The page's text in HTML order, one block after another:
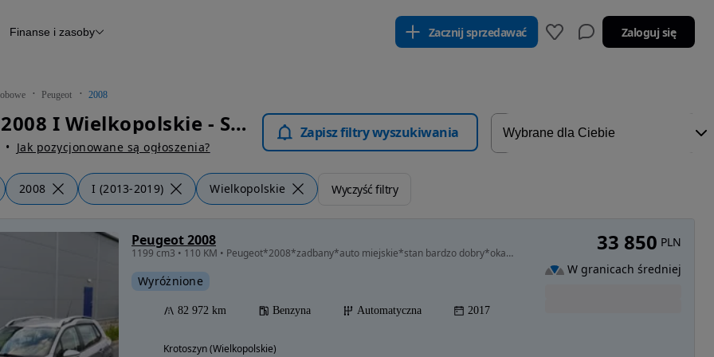
Raport z inspekcji
Otomoto News
Finanse i zasoby Zacznij sprzedawać Zaloguj się
Peugeot 2008
Peugeot 2008 I Wielkopolskie - Samochody Osobowe
Jak pozycjonowane są ogłoszenia?
Zapisz filtry wyszukiwania
2008 I (2013-2019) Wielkopolskie Wyczyść filtry
Peugeot 2008
1199 cm3 • 110 KM • Peugeot*2008*zadbany*auto miejskie*stan bardzo dobry*okazja*automat
Wyróżnione
82 972 km Benzyna Automatyczna 2017
Krotoszyn (Wielkopolskie)
33 850 PLN
W granicach średniej